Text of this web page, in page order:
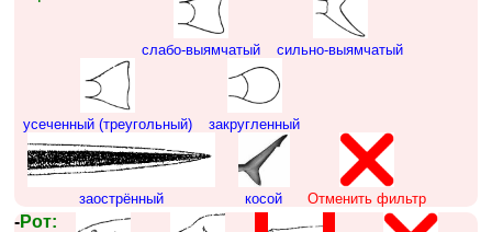
слабо-выямчатый сильно-выямчатый
усеченный (треугольный) закругленный
заострённый косой Отменить фильтр
-Рот: